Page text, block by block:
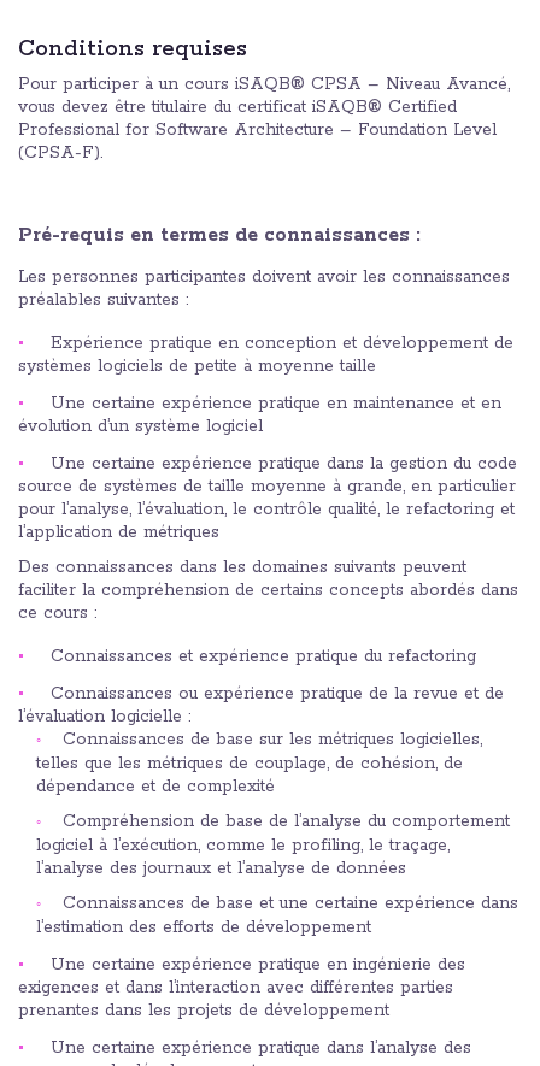
Conditions requises
Pour participer à un cours iSAQB® CPSA – Niveau Avancé,
vous devez être titulaire du certificat iSAQB® Certified
Professional for Software Architecture – Foundation Level
(CPSA-F).
Pré-requis en termes de connaissances :
Les personnes participantes doivent avoir les connaissances
préalables suivantes :
Expérience pratique en conception et développement de
systèmes logiciels de petite à moyenne taille
Une certaine expérience pratique en maintenance et en
évolution d’un système logiciel
Une certaine expérience pratique dans la gestion du code
source de systèmes de taille moyenne à grande, en particulier
pour l’analyse, l’évaluation, le contrôle qualité, le refactoring et
l’application de métriques
Des connaissances dans les domaines suivants peuvent
faciliter la compréhension de certains concepts abordés dans
ce cours :
Connaissances et expérience pratique du refactoring
Connaissances ou expérience pratique de la revue et de
l’évaluation logicielle :
Connaissances de base sur les métriques logicielles,
telles que les métriques de couplage, de cohésion, de
dépendance et de complexité
Compréhension de base de l’analyse du comportement
logiciel à l’exécution, comme le profiling, le traçage,
l’analyse des journaux et l’analyse de données
Connaissances de base et une certaine expérience dans
l’estimation des efforts de développement
Une certaine expérience pratique en ingénierie des
exigences et dans l’interaction avec différentes parties
prenantes dans les projets de développement
Une certaine expérience pratique dans l’analyse des